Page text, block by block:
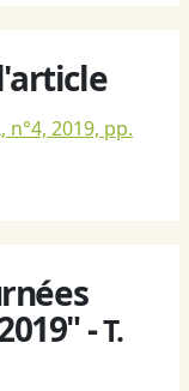
n°4, 2019, pp.
-T.